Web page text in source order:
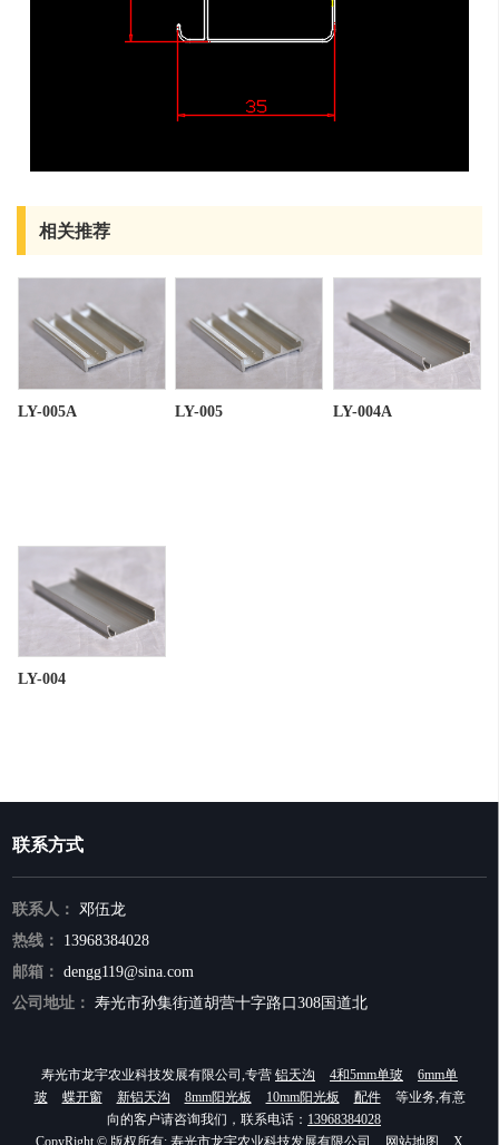
相关推荐
LY-005A LY-005 LY-004A
LY-004
联系方式
联系人：
邓伍龙
热线：
13968384028
邮箱：
dengg119@sina.com
公司地址：
寿光市孙集街道胡营十字路口308国道北
寿光市龙宇农业科技发展有限公司,专营 铝天沟 4和5mm单玻
6mm单
玻
蝶开窗 新铝天沟 8mm阳光板 10mm阳光板 配件
等业务,有意
向的客户请咨询我们，联系电话： 13968384028
CopyRight © 版权所有: 寿光市龙宇农业科技发展有限公司 网站地图 X